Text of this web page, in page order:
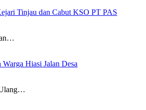
Tinjau dan Cabut KSO PT PAS
Hiasi Jalan Desa